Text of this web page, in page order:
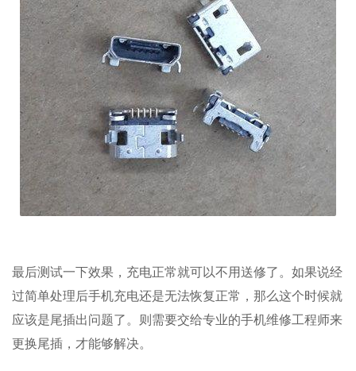
最后测试一下效果，充电正常就可以不用送修了。如果说经
过简单处理后手机充电还是无法恢复正常，那么这个时候就
应该是尾插出问题了。则需要交给专业的手机维修工程师来
更换尾插，才能够解决。